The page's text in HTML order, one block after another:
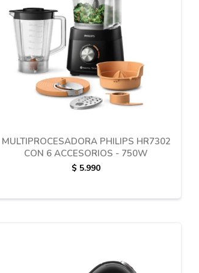
MULTIPROCESADORA PHILIPS HR7302
CON 6 ACCESORIOS - 750W
$ 5.990